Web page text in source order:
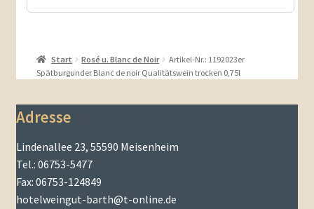
Start Rosé u. Blanc de Noir
Artikel-Nr.: 1192023er
Spätburgunder Blanc de noir Qualitätswein trocken 0,75l
Adresse
Lindenallee 23, 55590 Meisenheim
Tel.: 06753-5477
Fax: 06753-124849
hotelweingut-barth@t-online.de